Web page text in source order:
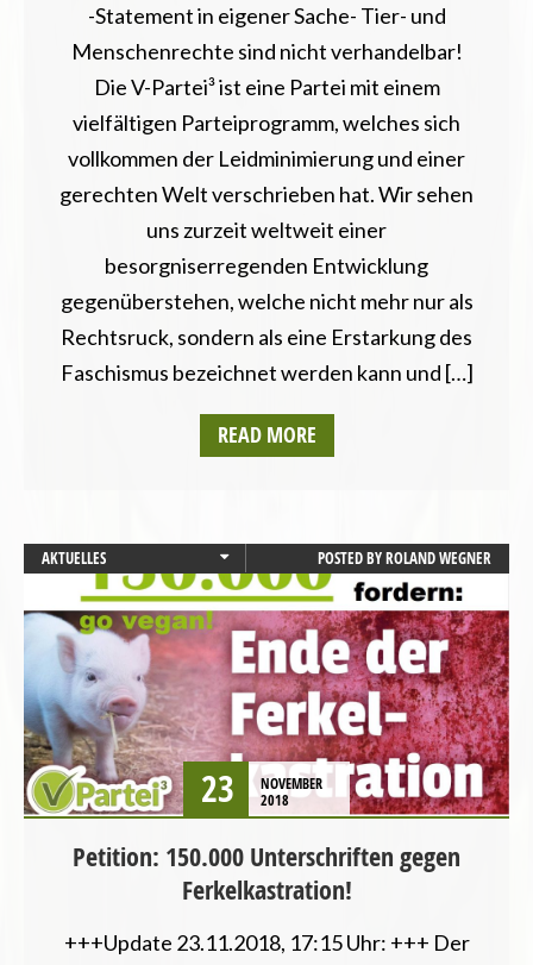
SACHSEN
SACHSEN-ANHALT
SCHLESWIG-HOLSTEIN
-Statement in eigener Sache- Tier- und
Menschenrechte sind nicht verhandelbar!
Die V-Partei³ ist eine Partei mit einem
vielfältigen Parteiprogramm, welches sich
vollkommen der Leidminimierung und einer
gerechten Welt verschrieben hat. Wir sehen
uns zurzeit weltweit einer
besorgniserregenden Entwicklung
gegenüberstehen, welche nicht mehr nur als
Rechtsruck, sondern als eine Erstarkung des
Faschismus bezeichnet werden kann und […]
READ MORE
AKTUELLES
BADEN-WÜRTTEMBERG
BAYERN
BERLIN
BREMEN
HAMBURG
HESSEN
LANDWIRTSCHAFT
MECKLENBURG-VORPOMMERN
NIEDERSACHSEN
NORDRHEIN-WESTFALEN
SAARLAND
POSTED BYROLAND WEGNER
23
NOVEMBER
2018
Petition: 150.000 Unterschriften gegen
Ferkelkastration!
+++Update 23.11.2018, 17:15 Uhr: +++ Der